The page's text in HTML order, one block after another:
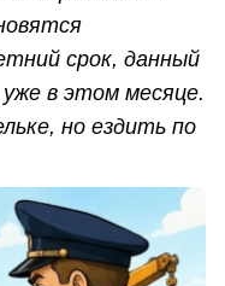
срок, данный
в этом месяце.
но ездить по